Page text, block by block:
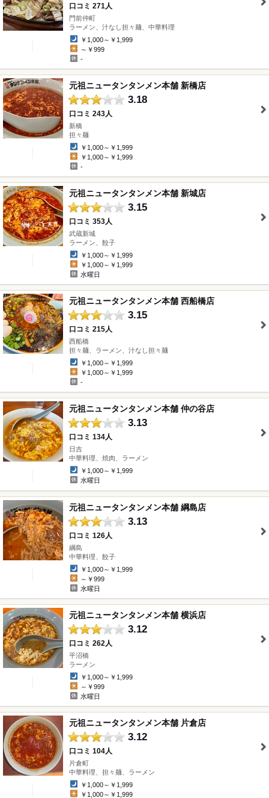
口コミ 271人
門前仲町
ラーメン、汁なし担々麺、中華料理
￥1,000～￥1,999
～￥999
-
" />
元祖ニュータンタンメン本舗 新橋店
3.18
口コミ 243人
新橋
担々麺
￥1,000～￥1,999
￥1,000～￥1,999
-
" />
元祖ニュータンタンメン本舗 新城店
3.15
口コミ 353人
武蔵新城
ラーメン、餃子
￥1,000～￥1,999
￥1,000～￥1,999
水曜日
" />
元祖ニュータンタンメン本舗 西船橋店
3.15
口コミ 215人
西船橋
担々麺、ラーメン、汁なし担々麺
￥1,000～￥1,999
￥1,000～￥1,999
-
" />
元祖ニュータンタンメン本舗 仲の谷店
3.13
口コミ 134人
日吉
中華料理、焼肉、ラーメン
￥1,000～￥1,999
水曜日
" />
元祖ニュータンタンメン本舗 綱島店
3.13
口コミ 126人
綱島
中華料理、餃子
￥1,000～￥1,999
～￥999
水曜日
" />
元祖ニュータンタンメン本舗 横浜店
3.12
口コミ 262人
平沼橋
ラーメン
￥1,000～￥1,999
～￥999
水曜日
" />
元祖ニュータンタンメン本舗 片倉店
3.12
口コミ 104人
片倉町
中華料理、担々麺、ラーメン
￥1,000～￥1,999
￥1,000～￥1,999
" />